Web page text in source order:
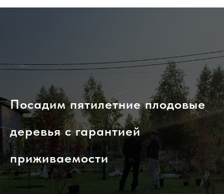
Посадим пятилетние плодовые
деревья с гарантией
приживаемости